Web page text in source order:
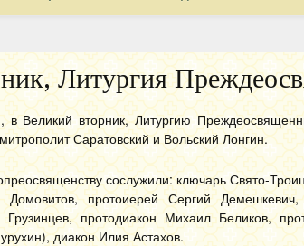
Литургия
в Великий вторник, Литургию
Саратовский и Вольский Лонгин.
сослужили: ключарь Свято-
Домовитов, протоиерей Сергий
Грузинцев, протодиакон Михаил Беликов,
диакон Илия Астахов.